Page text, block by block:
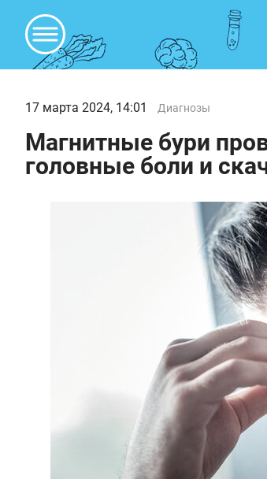
17 марта 2024, 14:01 Диагнозы
Магнитные бури
головные боли и